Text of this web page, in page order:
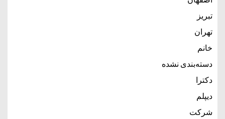
تبریز
تهران
خانم
دسته‌بندی نشده
دکترا
دیپلم
شرکت